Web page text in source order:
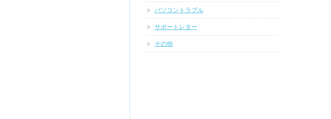
パソコントラブル
サポートレター
その他